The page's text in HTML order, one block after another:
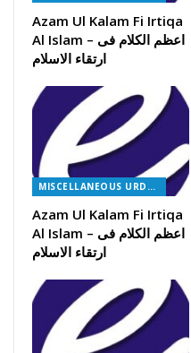
Azam Ul Kalam Fi Irtiqa
Al Islam – اعظم الکلام فی
ارتقاء الاسلام
MISCELLANEOUS URDU BOOKS
Azam Ul Kalam Fi Irtiqa
Al Islam – اعظم الکلام فی
ارتقاء الاسلام